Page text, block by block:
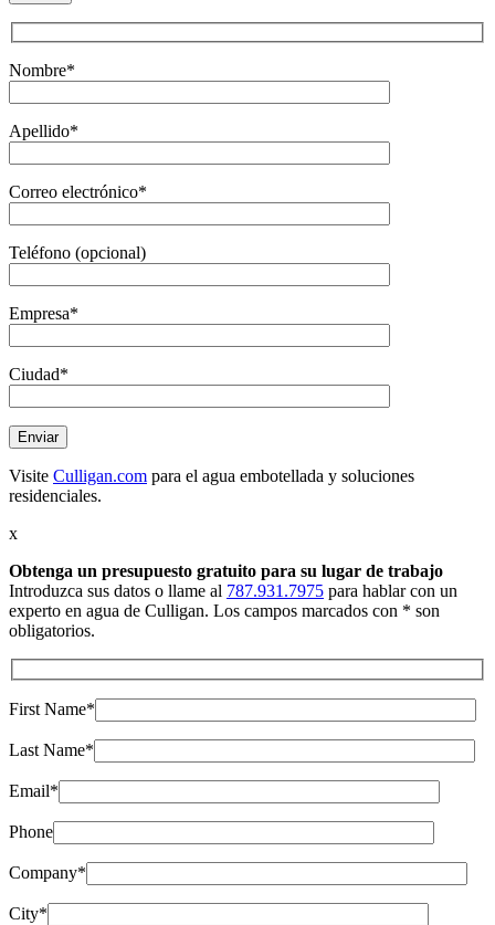
Nombre*
Apellido*
Correo electrónico*
Teléfono (opcional)
Empresa*
Ciudad*
Visite Culligan.com para el agua embotellada y soluciones
residenciales.
x
Obtenga un presupuesto gratuito para su lugar de trabajo
Introduzca sus datos o llame al 787.931.7975 para hablar con un
experto en agua de Culligan. Los campos marcados con * son
obligatorios.
First Name*
Last Name*
Email*
Phone
Company*
City*